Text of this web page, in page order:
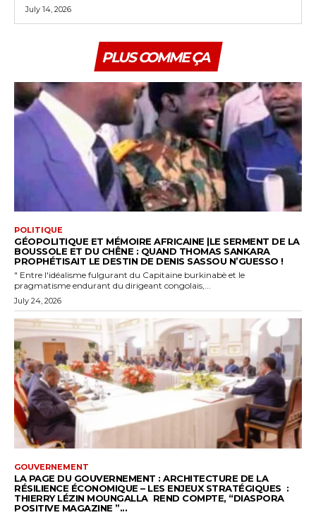
July 14, 2026
PLUS COMME ÇA
POLITIQUE
GÉOPOLITIQUE ET MÉMOIRE AFRICAINE |LE SERMENT DE LA
BOUSSOLE ET DU CHÊNE : QUAND THOMAS SANKARA
PROPHÉTISAIT LE DESTIN DE DENIS SASSOU N’GUESSO !
" Entre l'idéalisme fulgurant du Capitaine burkinabè et le
pragmatisme endurant du dirigeant congolais,...
July 24, 2026
GOUVERNEMENT
LA PAGE DU GOUVERNEMENT : ARCHITECTURE DE LA
RÉSILIENCE ÉCONOMIQUE – LES ENJEUX STRATÉGIQUES :
THIERRY LÉZIN MOUNGALLA REND COMPTE, “DIASPORA
POSITIVE MAGAZINE ”...